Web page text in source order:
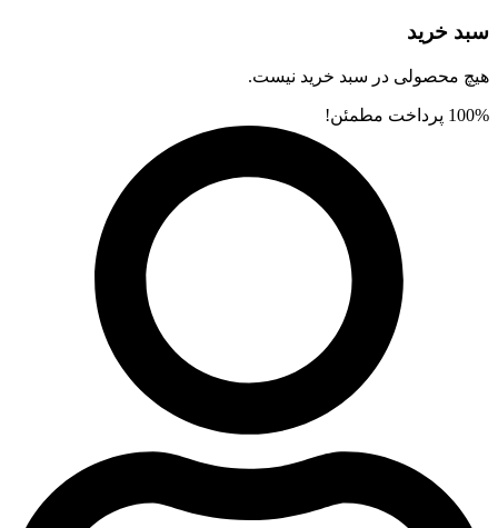
سبد خرید
هیچ محصولی در سبد خرید نیست.
100% پرداخت مطمئن!